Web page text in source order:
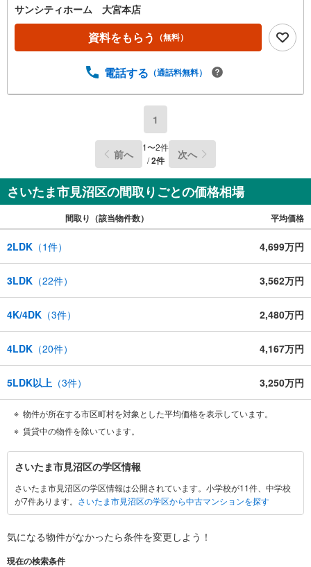
り、洗濯物や布団干しにも便利です。さらに小学校が近
く、お子様の通学も安心。落ち着いた住環境と利便性を兼
ね備えた、子育て世帯に嬉しい住まいです。＜こんな方に
おすすめ＞・お子様の通学距離を重視したい子育て世帯・
味部屋を確保したい方・和室のある落ち着いた空間が好き
ります！是非一度お気軽にお問合わせください。 無料相談
会受付中 お家購入やその他、保険や教育資金、老後の生活
など...気になる事はありませんか？弊社ではファイナンシ
ャルプランナー専門企業のスタッフがお客様の不安にお答
サンシティホーム 大宮本店
資料をもらう （無料）
電話する （通話料無料）
1
前へ 1〜2件
/2件 次へ
さいたま市見沼区の間取りごとの価格相場
間取り（該当物件数） 平均価格
2LDK （1件） 4,699万円
3LDK （22件） 3,562万円
4K/4DK （3件） 2,480万円
4LDK （20件） 4,167万円
5LDK以上 （3件） 3,250万円
物件が所在する市区町村を対象とした平均価格を表示しています。
賃貸中の物件を除いています。
い
た
ま
見
さいたま市見沼区の学区情報
さいたま市見沼区の学区情報は公開されています。小学校が11件、中学校
が7件あります。 さいたま市見沼区の学区から中古マンションを探す
気になる物件がなかったら条件を変更しよう！
現在の検索条件